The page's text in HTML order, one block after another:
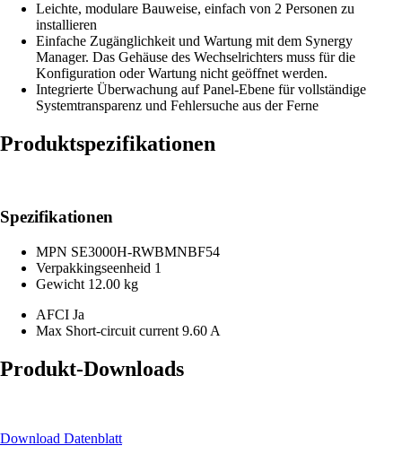
Leichte, modulare Bauweise, einfach von 2 Personen zu
installieren
Einfache Zugänglichkeit und Wartung mit dem Synergy
Manager. Das Gehäuse des Wechselrichters muss für die
Konfiguration oder Wartung nicht geöffnet werden.
Integrierte Überwachung auf Panel-Ebene für vollständige
Systemtransparenz und Fehlersuche aus der Ferne
Produktspezifikationen
Spezifikationen
MPN SE3000H-RWBMNBF54
Verpakkingseenheid 1
Gewicht 12.00 kg
AFCI Ja
Max Short-circuit current 9.60 A
Produkt-Downloads
Download Datenblatt